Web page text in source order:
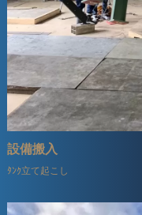
設備搬入
ﾀﾝｸ立て起こし